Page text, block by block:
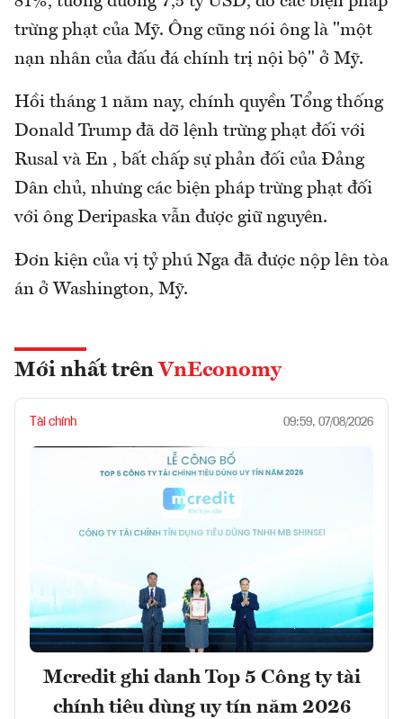
trừng phạt của Mỹ. Ông cũng nói ông là "một
nạn nhân của đấu đá chính trị nội bộ" ở Mỹ.
Hồi tháng 1 năm nay, chính quyền Tổng thống
Donald Trump đã dỡ lệnh trừng phạt đối với
Rusal và En , bất chấp sự phản đối của Đảng
Dân chủ, nhưng các biện pháp trừng phạt đối
với ông Deripaska vẫn được giữ nguyên.
Đơn kiện của vị tỷ phú Nga đã được nộp lên tòa
án ở Washington, Mỹ.
Mới nhất trên VnEconomy
Tài chính 09:59, 07/08/2026
Mcredit ghi danh Top 5 Công ty tài
chính tiêu dùng uy tín năm 2026